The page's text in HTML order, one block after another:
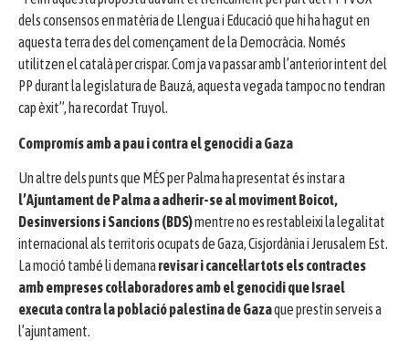
dels consensos en matèria de Llengua i Educació que hi ha hagut en
aquesta terra des del començament de la Democràcia. Només
utilitzen el català per crispar. Com ja va passar amb l’anterior intent del
PP durant la legislatura de Bauzá, aquesta vegada tampoc no tendran
cap èxit”, ha recordat Truyol.
Compromís amb a pau i contra el genocidi a Gaza
Un altre dels punts que MÉS per Palma ha presentat és instar a
l’Ajuntament de Palma a adherir-se al moviment Boicot,
Desinversions i Sancions (BDS)mentre no es restableixi la legalitat
internacional als territoris ocupats de Gaza, Cisjordània i Jerusalem Est.
La moció també li demanarevisar i cancel·lar tots els contractes
amb empreses col·laboradores amb el genocidi que Israel
executa contra la població palestina de Gazaque prestin serveis a
l’ajuntament.